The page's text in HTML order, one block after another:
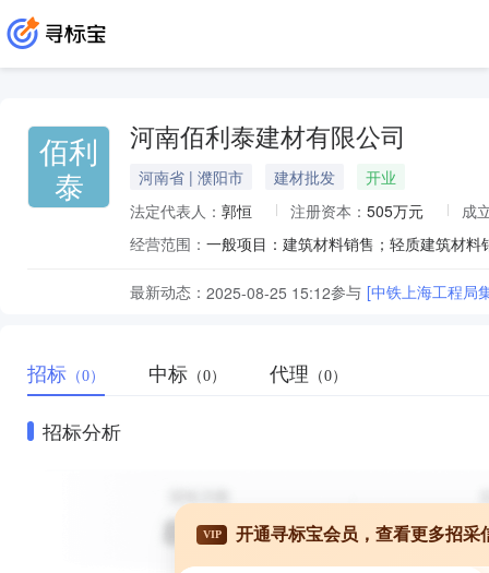
佰利
泰
河南佰利泰建材有限公司
河南省 | 濮阳市 建材批发
开业
法定代表人： 郭恒 注册资本： 505万元
成
经营范围：
最新动态： 2025-08-25 15:12参与 [中铁上海工程局
招标 （0） 中标 （0） 代理 （0）
招标分析
VIP 开通寻标宝会员，查看更多招采